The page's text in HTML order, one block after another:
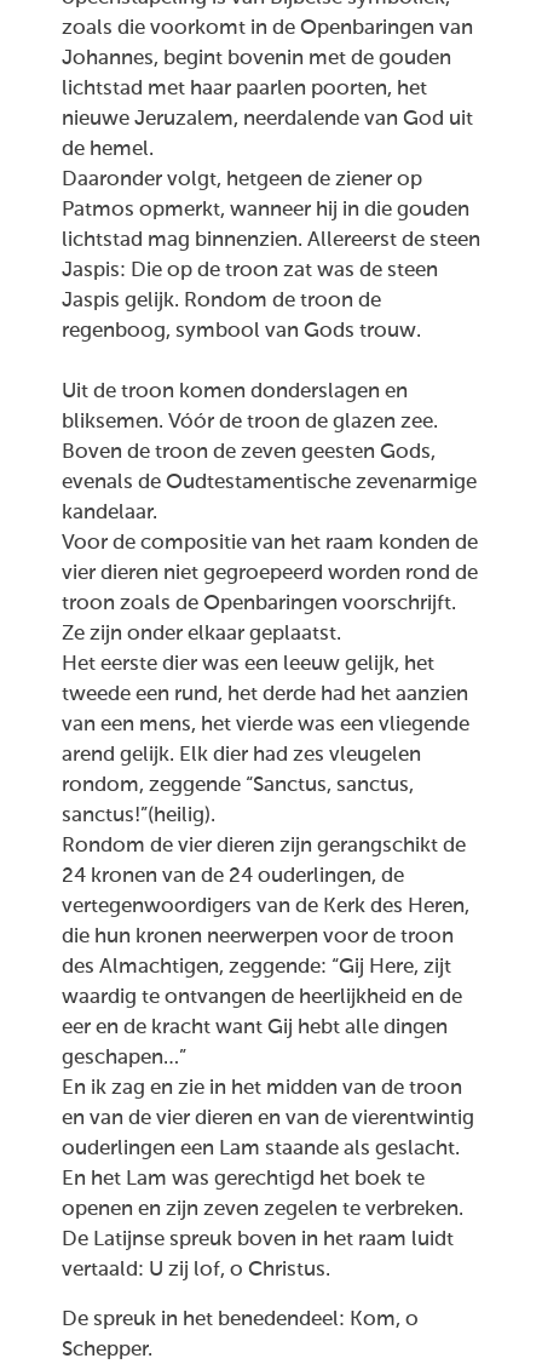
zoals die voorkomt in de Openbaringen van
Johannes, begint bovenin met de gouden
lichtstad met haar paarlen poorten, het
nieuwe Jeruzalem, neerdalende van God uit
de hemel.
Daaronder volgt, hetgeen de ziener op
Patmos opmerkt, wanneer hij in die gouden
lichtstad mag binnenzien. Allereerst de steen
Jaspis: Die op de troon zat was de steen
Jaspis gelijk. Rondom de troon de
regenboog, symbool van Gods trouw.
Uit de troon komen donderslagen en
bliksemen. Vóór de troon de glazen zee.
Boven de troon de zeven geesten Gods,
evenals de Oudtestamentische zevenarmige
kandelaar.
Voor de compositie van het raam konden de
vier dieren niet gegroepeerd worden rond de
troon zoals de Openbaringen voorschrijft.
Ze zijn onder elkaar geplaatst.
Het eerste dier was een leeuw gelijk, het
tweede een rund, het derde had het aanzien
van een mens, het vierde was een vliegende
arend gelijk. Elk dier had zes vleugelen
rondom, zeggende “Sanctus, sanctus,
sanctus!”(heilig).
Rondom de vier dieren zijn gerangschikt de
24 kronen van de 24 ouderlingen, de
vertegenwoordigers van de Kerk des Heren,
die hun kronen neerwerpen voor de troon
des Almachtigen, zeggende: “Gij Here, zijt
waardig te ontvangen de heerlijkheid en de
eer en de kracht want Gij hebt alle dingen
geschapen…”
En ik zag en zie in het midden van de troon
en van de vier dieren en van de vierentwintig
ouderlingen een Lam staande als geslacht.
En het Lam was gerechtigd het boek te
openen en zijn zeven zegelen te verbreken.
De Latijnse spreuk boven in het raam luidt
vertaald: U zij lof, o Christus.
De spreuk in het benedendeel: Kom, o
Schepper.